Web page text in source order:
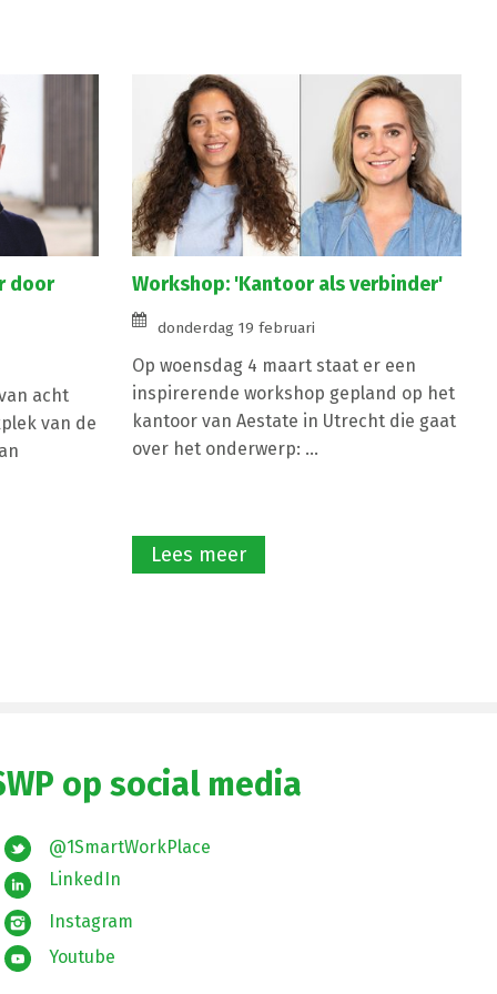
door
acht
van de
Workshop: 'Kantoor als verbinder'
donderdag 19 februari
Op woensdag 4 maart staat er een
inspirerende workshop gepland op het
kantoor van Aestate in Utrecht die gaat
over het onderwerp: ...
Lees meer
op social media
@1SmartWorkPlace
LinkedIn
Instagram
Youtube